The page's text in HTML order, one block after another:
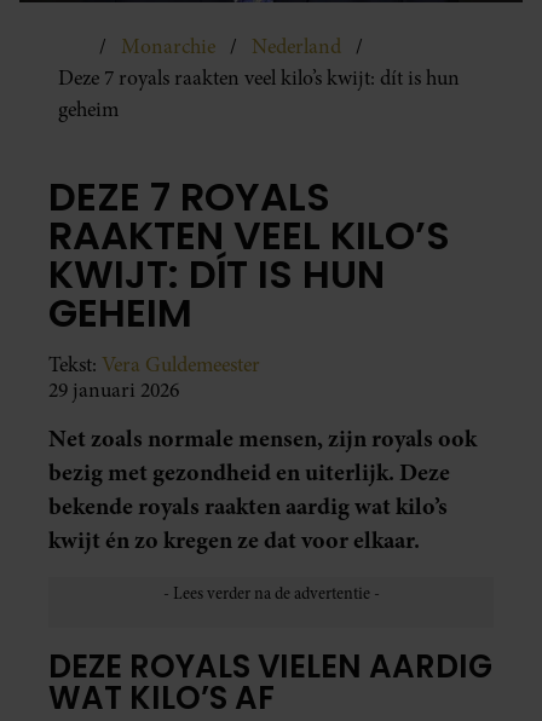
Monarchie
Nederland
Deze 7 royals raakten veel kilo’s kwijt: dít is hun
geheim
DEZE 7 ROYALS
RAAKTEN VEEL KILO’S
KWIJT: DÍT IS HUN
GEHEIM
Tekst: Vera Guldemeester
29 januari 2026
Net zoals normale mensen, zijn royals ook
bezig met gezondheid en uiterlijk. Deze
bekende royals raakten aardig wat kilo’s
kwijt én zo kregen ze dat voor elkaar.
DEZE ROYALS VIELEN AARDIG
WAT KILO’S AF